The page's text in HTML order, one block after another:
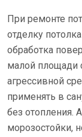
При ремонте
отделку
обработка
малой
агрессивной
применять в
без отопления.
морозостойки,